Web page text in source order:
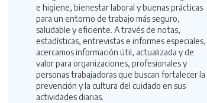
e higiene, bienestar laboral y buenas prácticas
para un entorno de trabajo más seguro,
saludable y eficiente. A través de notas,
estadísticas, entrevistas e informes especiales,
acercamos información útil, actualizada y de
valor para organizaciones, profesionales y
personas trabajadoras que buscan fortalecer la
prevención y la cultura del cuidado en sus
actividades diarias.